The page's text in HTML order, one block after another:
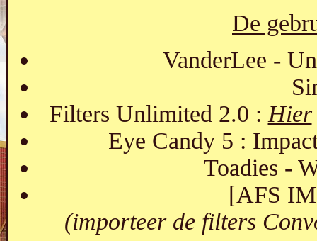
De
VanderLee -
Filters Unlimited 2.0 : Hier
Eye Candy 5 :
Toadies -
[AFS
(importeer de filters